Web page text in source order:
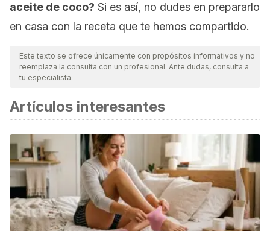
aceite de coco? Si es así, no dudes en prepararlo
en casa con la receta que te hemos compartido.
Este texto se ofrece únicamente con propósitos informativos y no
reemplaza la consulta con un profesional. Ante dudas, consulta a
tu especialista.
Artículos interesantes